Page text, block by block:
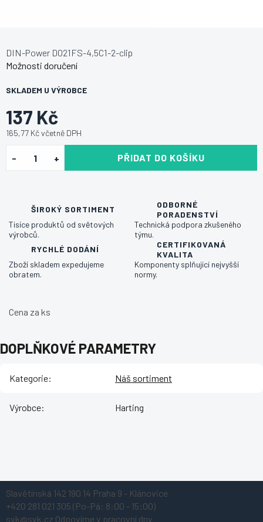
137 Kč
165,77 Kč včetně DPH
SKLADEM U VÝROBCE
Možnosti doručení
PŘIDAT DO KOŠÍKU
DIN-Power D021FS-4,5C1-2-clip
ŠIROKÝ SORTIMENT
Tisíce produktů od světových
výrobců.
ODBORNÉ
PORADENSTVÍ
Technická podpora zkušeného
týmu.
RYCHLÉ DODÁNÍ
Zboží skladem expedujeme
obratem.
CERTIFIKOVANÁ
KVALITA
Komponenty splňující nejvyšší
normy.
Cena za ks
DOPLŇKOVÉ PARAMETRY
Kategorie: Náš sortiment
Výrobce: Harting
Slavětínská 142 190 14 Praha 9 - Klánovice
+420 281 021 305 (Po-Pá: 8:00 - 15:00)
svk@svk.cz Odpovíme v pracovní dny